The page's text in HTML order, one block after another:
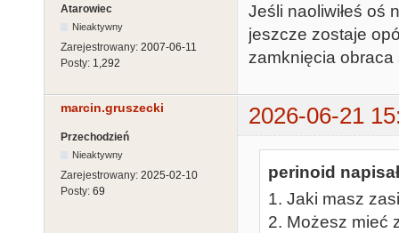
Atarowiec
Nieaktywny
Zarejestrowany: 2007-06-11
Posty: 1,292
Jeśli naoliwiłeś oś
jeszcze zostaje
zamknięcia obraca
marcin.gruszecki 2026-06-21
Przechodzień
Nieaktywny
Zarejestrowany: 2025-02-10
Posty: 69
perinoid
1. Jaki masz
2. Możesz mieć